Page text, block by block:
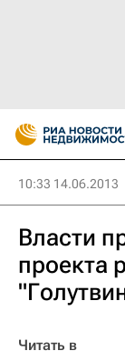
10:33 14.06.2013
Власти
проекта
Читать в